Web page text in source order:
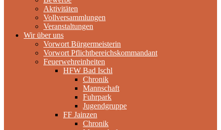
Aktivitäten
Vollversammlungen
Veranstaltungen
Wir über uns
Vorwort Bürgermeisterin
Vorwort Pflichtbereichskommandant
Feuerwehreinheiten
HFW Bad Ischl
Chronik
Mannschaft
Fuhrpark
Jugendgruppe
FF Jainzen
Chronik